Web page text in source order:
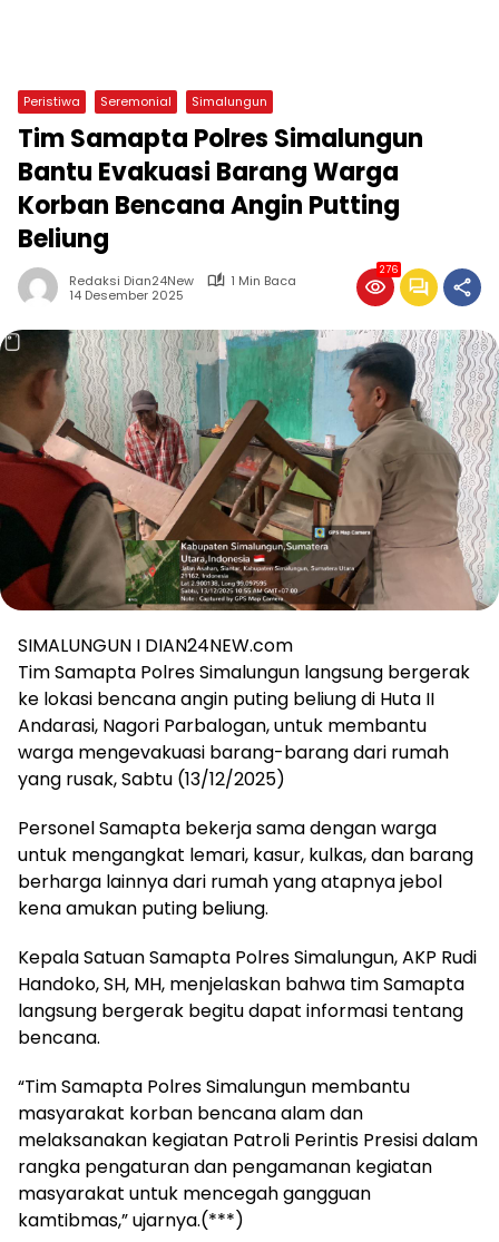
Peristiwa Seremonial Simalungun
Tim Samapta Polres Simalungun
Bantu Evakuasi Barang Warga
Korban Bencana Angin Putting
Beliung
Redaksi Dian24New
1 Min Baca
14 Desember 2025
276
SIMALUNGUN I DIAN24NEW.com
Tim Samapta Polres Simalungun langsung bergerak
ke lokasi bencana angin puting beliung di Huta II
Andarasi, Nagori Parbalogan, untuk membantu
warga mengevakuasi barang-barang dari rumah
yang rusak, Sabtu (13/12/2025)
Personel Samapta bekerja sama dengan warga
untuk mengangkat lemari, kasur, kulkas, dan barang
berharga lainnya dari rumah yang atapnya jebol
kena amukan puting beliung.
Kepala Satuan Samapta Polres Simalungun, AKP Rudi
Handoko, SH, MH, menjelaskan bahwa tim Samapta
langsung bergerak begitu dapat informasi tentang
bencana.
“Tim Samapta Polres Simalungun membantu
masyarakat korban bencana alam dan
melaksanakan kegiatan Patroli Perintis Presisi dalam
rangka pengaturan dan pengamanan kegiatan
masyarakat untuk mencegah gangguan
kamtibmas,” ujarnya.(***)